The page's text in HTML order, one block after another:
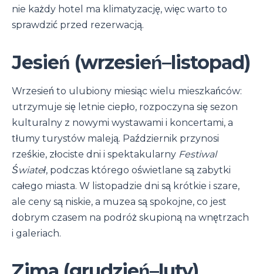
nie każdy hotel ma klimatyzację, więc warto to
sprawdzić przed rezerwacją.
Jesień (wrzesień–listopad)
Wrzesień to ulubiony miesiąc wielu mieszkańców:
utrzymuje się letnie ciepło, rozpoczyna się sezon
kulturalny z nowymi wystawami i koncertami, a
tłumy turystów maleją. Październik przynosi
rześkie, złociste dni i spektakularny Festiwal
Świateł, podczas którego oświetlane są zabytki
całego miasta. W listopadzie dni są krótkie i szare,
ale ceny są niskie, a muzea są spokojne, co jest
dobrym czasem na podróż skupioną na wnętrzach
i galeriach.